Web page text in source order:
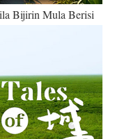
Bijirin Mula Berisi